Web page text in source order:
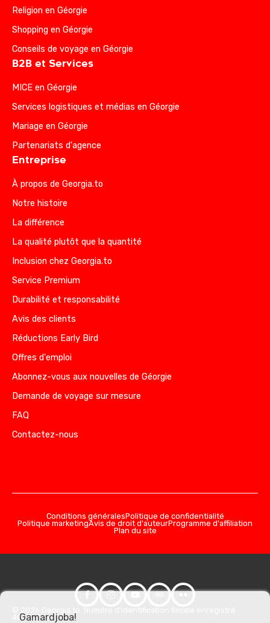
Religion en Géorgie
Shopping en Géorgie
Conseils de voyage en Géorgie
B2B et Services
MICE en Géorgie
Services logistiques et médias en Géorgie
Mariage en Géorgie
Partenariats d'agence
Entreprise
À propos de Georgia.to
Notre histoire
La différence
La qualité plutôt que la quantité
Inclusion chez Georgia.to
Service Premium
Durabilité et responsabilité
Avis des clients
Réductions Early Bird
Offres d'emploi
Abonnez-vous aux nouvelles de Géorgie
Demande de voyage sur mesure
FAQ
Contactez-nous
Conditions généralesPolitique de confidentialité
Politique marketingAvis de droit d'auteurProgramme d'affiliation
Plan du site
406357981
Gamardjoba!